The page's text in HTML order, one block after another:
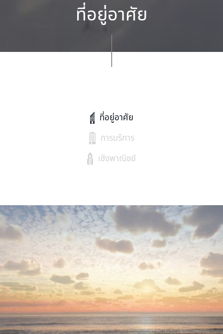
ที่อยู่อาศัย
ที่อยู่อาศัย
การบริการ
เชิงพาณิชย์